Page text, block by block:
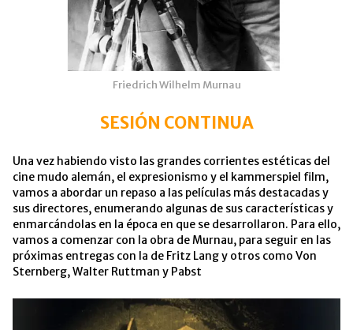
Friedrich Wilhelm Murnau
SESIÓN CONTINUA
Una vez habiendo visto las grandes corrientes estéticas del
cine mudo alemán, el expresionismo y el kammerspiel film,
vamos a abordar un repaso a las películas más destacadas y
sus directores, enumerando algunas de sus características y
enmarcándolas en la época en que se desarrollaron. Para ello,
vamos a comenzar con la obra de Murnau, para seguir en las
próximas entregas con la de Fritz Lang y otros como Von
Sternberg, Walter Ruttman y Pabst